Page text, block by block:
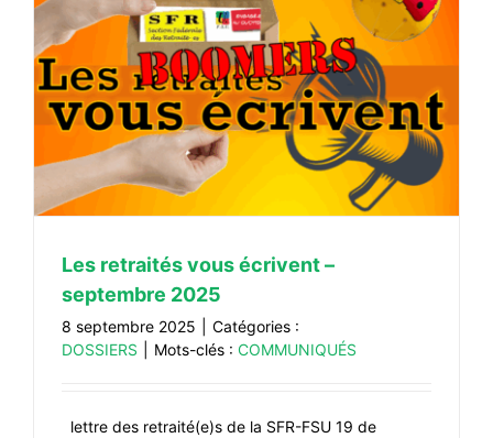
Les retraités vous écrivent –
septembre 2025
8 septembre 2025
Catégories :
DOSSIERS
Mots-clés : COMMUNIQUÉS
lettre des retraité(e)s de la SFR-FSU 19 de